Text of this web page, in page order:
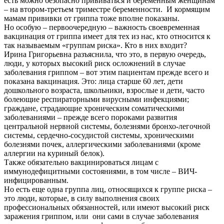
– на втором-третьем триместре беременности. И кормящим
мамам прививки от гриппа тоже вполне показаны.
Но особую – первоочередную – важность своевременная
вакцинация от гриппа имеет для тех из нас, кто относится к
так называемым «группам риска». Кто в них входит?
Ирина Григорьевна разъяснила, что это, в первую очередь,
люди, у которых высокий риск осложнений в случае
заболевания гриппом – вот этим пациентам прежде всего и
показана вакцинация. Это: лица старше 60 лет, дети
дошкольного возраста, школьники, взрослые и дети, часто
болеющие респираторными вирусными инфекциями;
граждане, страдающие хроническим соматическими
заболеваниями – прежде всего пороками развития
центральной нервной системы, болезнями бронхо-легочной
системы, сердечно-сосудистой системы, хроническими
болезнями почек, аллергическими заболеваниями (кроме
аллергии на куриный белок).
Также обязательно вакцинироваться лицам с
иммунодефицитными состояниями, в том числе – ВИЧ-
инфицированным.
Но есть еще одна группа лиц, относящихся к группе риска –
это люди, которые, в силу выполнения своих
профессиональных обязанностей, или имеют высокий риск
заражения гриппом, или они сами в случае заболевания